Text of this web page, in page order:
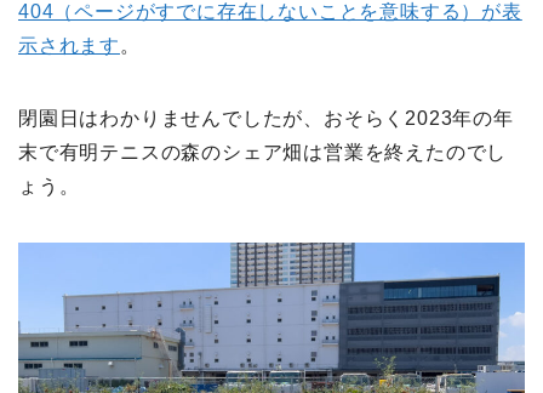
404（ページがすでに存在しないことを意味する）が表
示されます 。
閉園日はわかりませんでしたが、おそらく2023年の年
末で有明テニスの森のシェア畑は営業を終えたのでし
ょう。